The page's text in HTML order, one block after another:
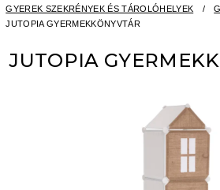
GYEREK SZEKRÉNYEK ÉS TÁROLÓHELYEK
/
JUTOPIA GYERMEKKÖNYVTÁR
JUTOPIA